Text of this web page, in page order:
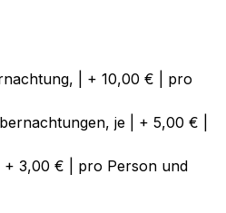
| + 10,00 € | pro
je | + 5,00 € |
+ 3,00 € | pro Person und